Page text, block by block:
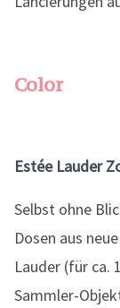
Color
Estée Lauder
Selbst ohne
Dosen aus
Lauder (für ca.
Sammler-